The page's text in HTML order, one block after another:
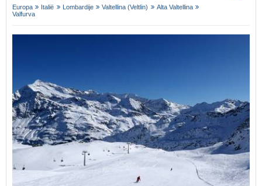
Europa Italië Lombardije Valtellina (Veltlin)
Alta Valtellina
Valfurva